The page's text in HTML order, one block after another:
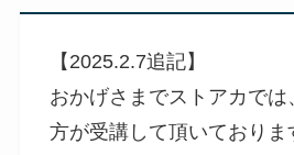
【2025.2.7追記】
おかげさまでストアカで
方が受講して頂いておりま